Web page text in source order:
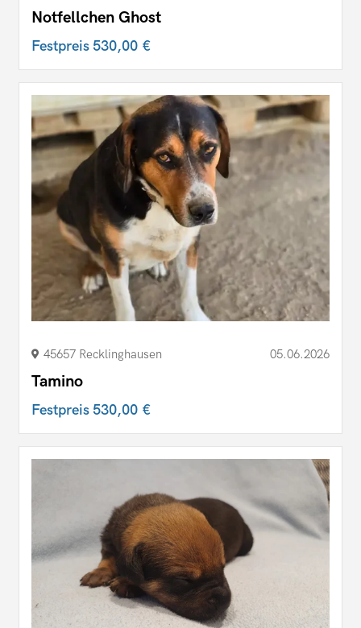
Notfellchen Ghost
Festpreis530,00 €
45657 Recklinghausen 05.06.2026
Tamino
Festpreis530,00 €